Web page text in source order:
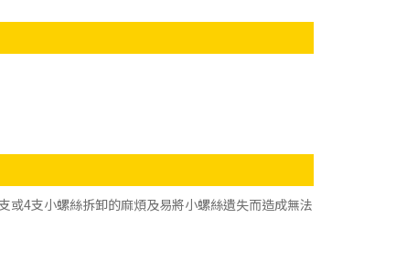
或4支小螺絲拆卸的麻煩及易將小螺絲遺失而造成無法